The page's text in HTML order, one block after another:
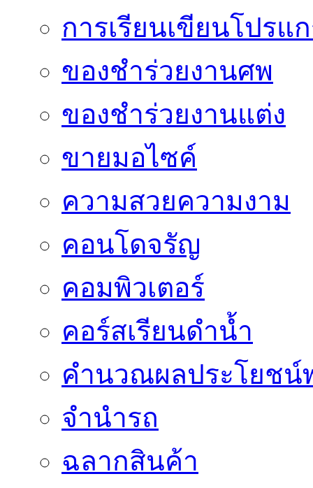
การเรียนเขียนโปรแ
ของชำร่วยงานศพ
ของชำร่วยงานแต่ง
ขายมอไซค์
ความสวยความงาม
คอนโดจรัญ
คอมพิวเตอร์
คอร์สเรียนดำน้ำ
คำนวณผลประโยชน์
จำนำรถ
ฉลากสินค้า